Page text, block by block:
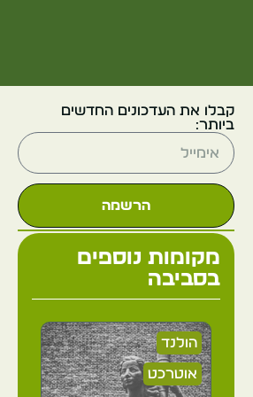
קבלו את העדכונים החדשים
ביותר:
הרשמה
מקומות נוספים
בסביבה
הולנד
אוטרכט